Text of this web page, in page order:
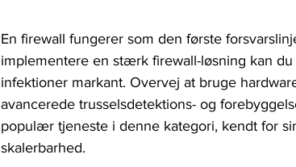
En firewall fungerer som den første
implementere en stærk firewall-løsning kan
infektioner markant. Overvej at bruge
avancerede trusselsdetektions- og
populær tjeneste i denne kategori, kendt for
skalerbarhed.